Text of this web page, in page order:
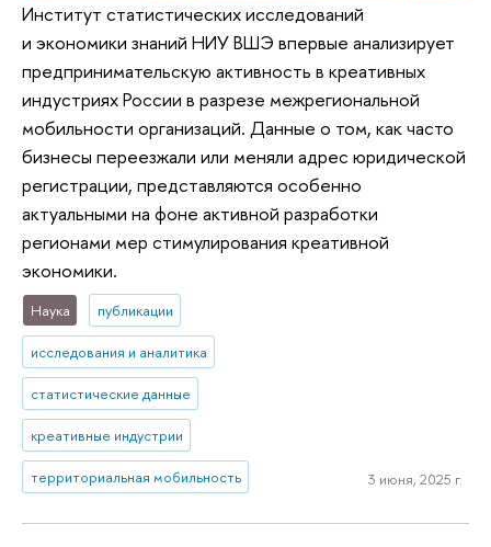
Институт статистических исследований
и экономики знаний НИУ ВШЭ впервые анализирует
предпринимательскую активность в креативных
индустриях России в разрезе межрегиональной
мобильности организаций. Данные о том, как часто
бизнесы переезжали или меняли адрес юридической
регистрации, представляются особенно
актуальными на фоне активной разработки
регионами мер стимулирования креативной
экономики.
Наука публикации
исследования и аналитика
статистические данные
креативные индустрии
территориальная мобильность 3 июня, 2025 г.